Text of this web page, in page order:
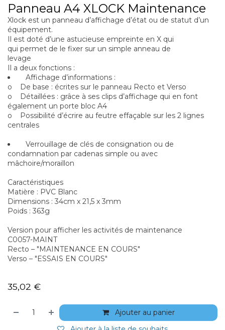
Panneau A4 XLOCK Maintenance
Xlock est un panneau d’affichage d’état ou de statut d’un
équipement.
Il est doté d’une astucieuse empreinte en X qui
qui permet de le fixer sur un simple anneau de
levage
Il a deux fonctions :
Affichage d’informations :
o De base : écrites sur le panneau Recto et Verso
o Détaillées : grâce à ses clips d’affichage qui en font
également un porte bloc A4
o Possibilité d’écrire au feutre effaçable sur les 2 lignes
centrales
Verrouillage de clés de consignation ou de
condamnation par cadenas simple ou avec
mâchoire/moraillon
Caractéristiques
Matière : PVC Blanc
Dimensions : 34cm x 21,5 x 3mm
Poids : 363g
Version pour afficher les activités de maintenance
C0057-MAINT
Recto – "MAINTENANCE EN COURS"
Verso – "ESSAIS EN COURS"
35,02 €
Ajouter au panier